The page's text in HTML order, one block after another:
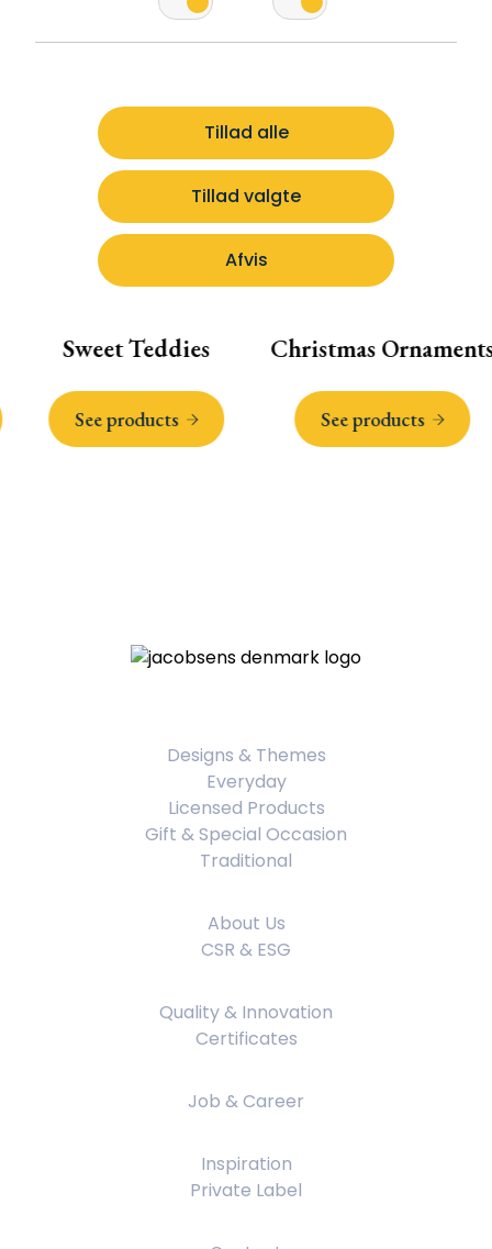
Tillad alle
Tillad valgte
Afvis
Sweet Teddies
See products
Christmas Ornaments
See products
Designs & Themes
Everyday
Licensed Products
Gift & Special Occasion
Traditional
About Us
CSR & ESG
Quality & Innovation
Certificates
Job & Career
Inspiration
Private Label